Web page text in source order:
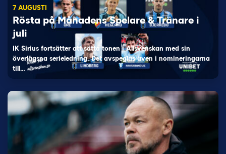
7 AUGUSTI
Rösta på Månadens Spelare & Tränare i
juli
IK Sirius fortsätter att sätta tonen i Allsvenskan med sin
överlägsna serieledning. Det avspeglas även i nomineringarna
till…